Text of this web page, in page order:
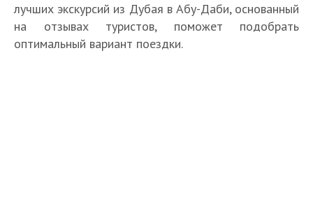
лучших экскурсий из Дубая в Абу-Даби, основанный
на отзывах туристов, поможет подобрать
оптимальный вариант поездки.